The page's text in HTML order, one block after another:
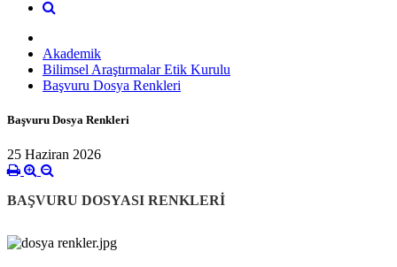
Akademik
Bilimsel Araştırmalar Etik Kurulu
Başvuru Dosya Renkleri
Başvuru Dosya Renkleri
25 Haziran 2026
BAŞVURU DOSYASI RENKLERİ